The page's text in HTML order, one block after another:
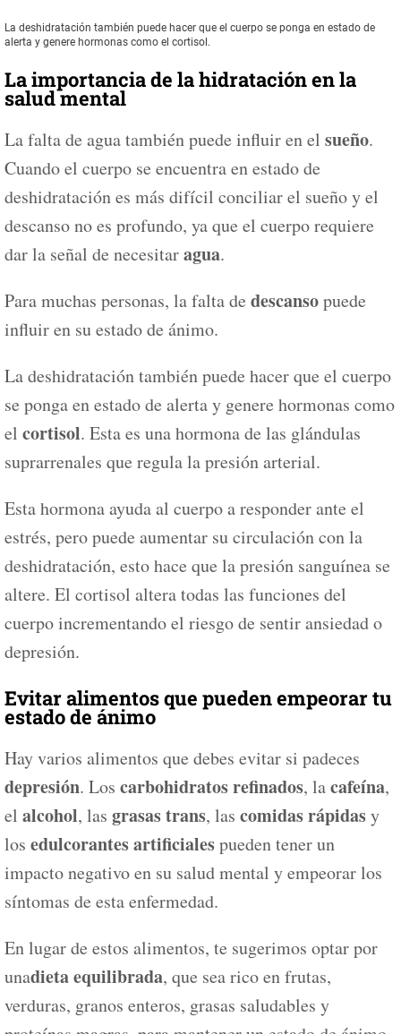
La deshidratación también puede hacer que el cuerpo se ponga en estado de
alerta y genere hormonas como el cortisol.
La importancia de la hidratación en la
salud mental
La falta de agua también puede influir en el sueño.
Cuando el cuerpo se encuentra en estado de
deshidratación es más difícil conciliar el sueño y el
descanso no es profundo, ya que el cuerpo requiere
dar la señal de necesitaragua.
Para muchas personas, la falta de descansopuede
influir en su estado de ánimo.
La deshidratación también puede hacer que el cuerpo
se ponga en estado de alerta y genere hormonas como
el cortisol. Esta es una hormona de las glándulas
suprarrenales que regula la presión arterial.
Esta hormona ayuda al cuerpo a responder ante el
estrés, pero puede aumentar su circulación con la
deshidratación, esto hace que la presión sanguínea se
altere. El cortisol altera todas las funciones del
cuerpo incrementando el riesgo de sentir ansiedad o
depresión.
Evitar alimentos que pueden empeorar tu
estado de ánimo
Hay varios alimentos que debes evitar si padeces
depresión. Los carbohidratos refinados, lacafeína,
el alcohol, las grasas trans, las comidas rápidasy
los edulcorantes artificialespueden tener un
impacto negativo en su salud mental y empeorar los
síntomas de esta enfermedad.
En lugar de estos alimentos, te sugerimos optar por
unadieta equilibrada, que sea rico en frutas,
verduras, granos enteros, grasas saludables y